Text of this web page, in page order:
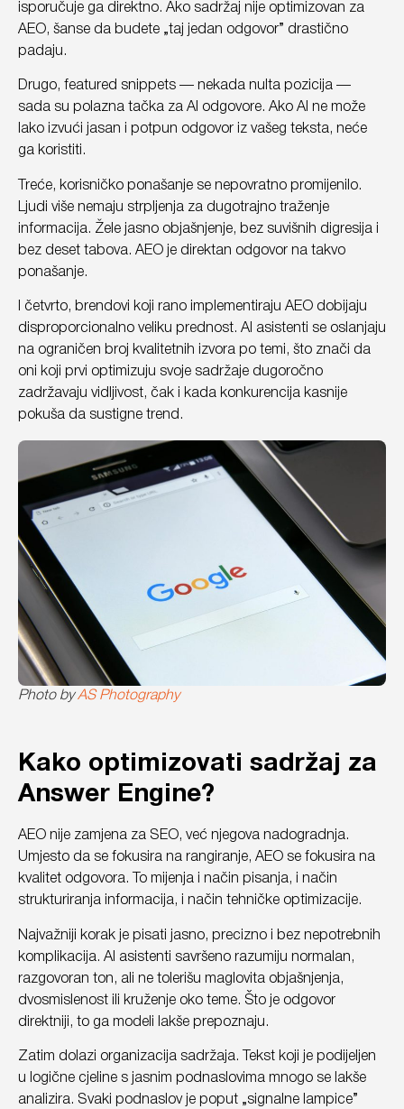
isporučuje ga direktno. Ako sadržaj nije optimizovan za
AEO, šanse da budete „taj jedan odgovor” drastično
padaju.
Drugo, featured snippets — nekada nulta pozicija —
sada su polazna tačka za AI odgovore. Ako AI ne može
lako izvući jasan i potpun odgovor iz vašeg teksta, neće
ga koristiti.
Treće, korisničko ponašanje se nepovratno promijenilo.
Ljudi više nemaju strpljenja za dugotrajno traženje
informacija. Žele jasno objašnjenje, bez suvišnih digresija i
bez deset tabova. AEO je direktan odgovor na takvo
ponašanje.
I četvrto, brendovi koji rano implementiraju AEO dobijaju
disproporcionalno veliku prednost. AI asistenti se oslanjaju
na ograničen broj kvalitetnih izvora po temi, što znači da
oni koji prvi optimizuju svoje sadržaje dugoročno
zadržavaju vidljivost, čak i kada konkurencija kasnije
pokuša da sustigne trend.
Photo byAS Photography
Kako optimizovati sadržaj za
Answer Engine?
AEO nije zamjena za SEO, već njegova nadogradnja.
Umjesto da se fokusira na rangiranje, AEO se fokusira na
kvalitet odgovora. To mijenja i način pisanja, i način
strukturiranja informacija, i način tehničke optimizacije.
Najvažniji korak je pisati jasno, precizno i bez nepotrebnih
komplikacija. AI asistenti savršeno razumiju normalan,
razgovoran ton, ali ne tolerišu maglovita objašnjenja,
dvosmislenost ili kruženje oko teme. Što je odgovor
direktniji, to ga modeli lakše prepoznaju.
Zatim dolazi organizacija sadržaja. Tekst koji je podijeljen
u logične cjeline s jasnim podnaslovima mnogo se lakše
analizira. Svaki podnaslov je poput „signalne lampice”